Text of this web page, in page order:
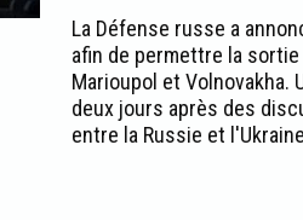
La Défense russe a
afin de permettre la
Marioupol et Volnovakha.
deux jours après des
entre la Russie et